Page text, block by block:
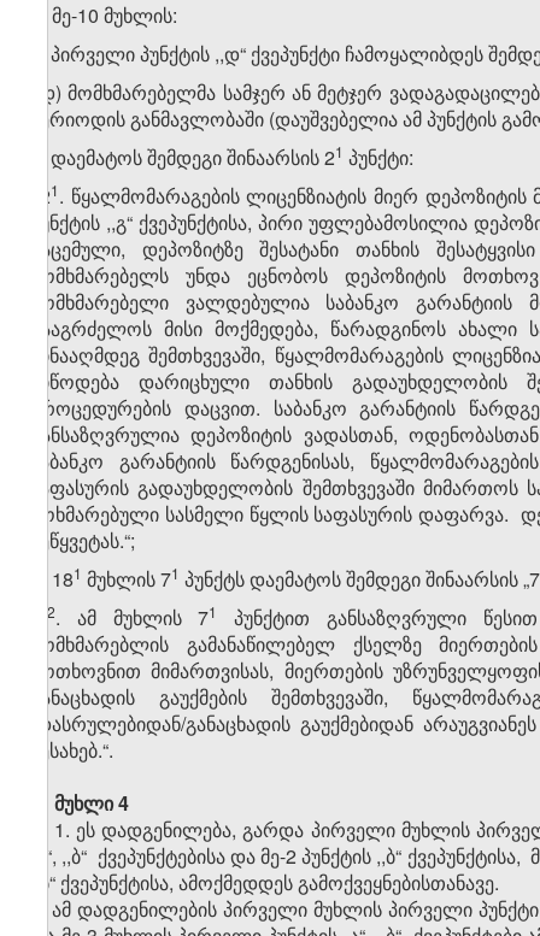
2) მე-10 მუხლის:
ა) პირველი პუნქტის ,,დ“ ქვეპუნქტი ჩამოყალიბდეს
,,დ) მომხმარებელმა სამჯერ ან მეტჯერ
პერიოდის განმავლობაში (დაუშვებელია ამ პუნქტის
ბ) დაემატოს შემდეგი შინაარსის 2​1 პუნქტი:
,,2​1. წყალმომარაგების ლიცენზიატის მიერ
პუნქტის ,,გ“ ქვეპუნქტისა, პირი უფლებამოსილია
გაცემული, დეპოზიტზე შესატანი თანხის
მომხმარებელს უნდა ეცნობოს დეპოზიტის
მომხმარებელი ვალდებულია საბანკო
გააგრძელოს მისი მოქმედება, წარადგინოს ახალი
წინააღმდეგ შემთხვევაში, წყალმომარაგების
მიწოდება დარიცხული თანხის გადაუხდელობის
პროცედურების დაცვით. საბანკო გარანტიის
განსაზღვრულია დეპოზიტის ვადასთან,
საბანკო გარანტიის წარდგენისას,
საფასურის გადაუხდელობის შემთხვევაში
მოხმარებული სასმელი წყლის საფასურის დაფარვა.
შეწყვეტას.“;
3) 18​1 მუხლის 7​1 პუნქტს დაემატოს შემდეგი შინაარსის „7
​2. ამ მუხლის 7​1
პუნქტით განსაზღვრული
მომხმარებლის გამანაწილებელ ქსელზე
მოთხოვნით მიმართვისას, მიერთების
განაცხადის გაუქმების შემთხვევაში,
(დასრულებიდან/განაცხადის გაუქმებიდან
შესახებ.“.
მუხლი 4
1. ეს დადგენილება, გარდა პირველი მუხლის
„ა“, ,,ბ“ ქვეპუნქტებისა და მე-2 პუნქტის ,,ბ“
,,ბ“ ქვეპუნქტისა, ამოქმედდეს გამოქვეყნებისთანავე.
2. ამ დადგენილების პირველი მუხლის პირველი